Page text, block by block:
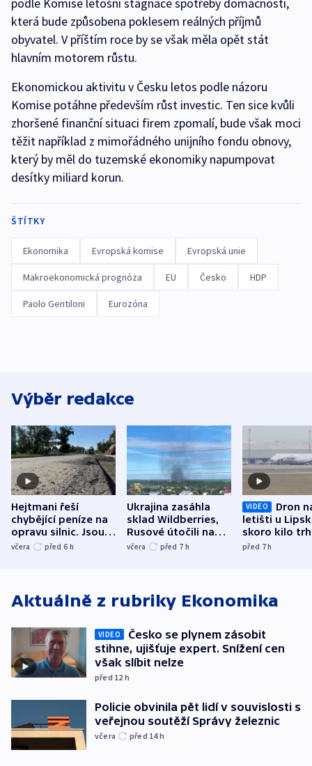
podle Komise letošní stagnace spotřeby domácností,
která bude způsobena poklesem reálných příjmů
obyvatel. V příštím roce by se však měla opět stát
hlavním motorem růstu.
Ekonomickou aktivitu v Česku letos podle názoru
Komise potáhne především růst investic. Ten sice kvůli
zhoršené finanční situaci firem zpomalí, bude však moci
těžit například z mimořádného unijního fondu obnovy,
který by měl do tuzemské ekonomiky napumpovat
desítky miliard korun.
ŠTÍTKY
Ekonomika Evropská komise Evropská unie
Makroekonomická prognóza EU Česko HDP
Paolo Gentiloni Eurozóna
Výběr redakce
Hejtmani řeší
chybějící peníze na
opravu silnic. Jsou
nenárokové, namítá
včera před 6 h
Ukrajina zasáhla
sklad Wildberries,
Rusové útočili na
trh, hasiče či
včera před 7 h
VIDEO
Dron
letišti u
skoro kilo
indicie
před 7h
Aktuálně z rubriky Ekonomika
VIDEO
Česko se plynem zásobit
stihne, ujišťuje expert. Snížení cen
však slíbit nelze
před 12 h
Policie obvinila pět lidí v souvislosti s
veřejnou soutěží Správy železnic
včera před 14h